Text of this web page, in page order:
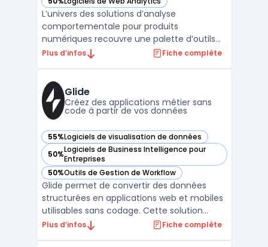
— voir Amplitude dans cette catégorie
L’univers des solutions d’analyse
comportementale pour produits
numériques recouvre une palette d’outils
variés, à l’image d’Amplitude, plateforme de
Amplitude vise les enjeux des équipes
growth, produit, data ...
Plus d’infos Fiche complète
Glide
Créez des applications métier sans
code à partir de vos données
55%Logiciels de visualisation de données
— voir Glide dans cette catégorie
50%Logiciels de Business Intelligence pour
Entreprises
— voir Glide dans cette catégorie
50%Outils de Gestion de Workflow
— voir Glide dans cette catégorie
Glide permet de convertir des données
structurées en applications web et mobiles
utilisables sans codage. Cette solution
s’adresse aux équipes opérationnelles, aux
Plus d’infos Fiche complète